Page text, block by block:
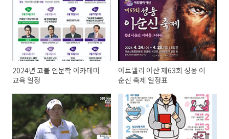
2024년 고불 인문학 아카데미
교육 일정
아트밸리 아산 제63회 성웅 이
순신 축제 일정표